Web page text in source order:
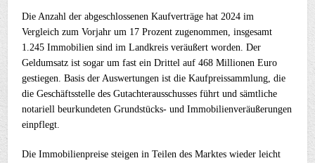
Die Anzahl der abgeschlossenen Kaufverträge hat 2024 im
Vergleich zum Vorjahr um 17 Prozent zugenommen, insgesamt
1.245 Immobilien sind im Landkreis veräußert worden. Der
Geldumsatz ist sogar um fast ein Drittel auf 468 Millionen Euro
gestiegen. Basis der Auswertungen ist die Kaufpreissammlung, die
die Geschäftsstelle des Gutachterausschusses führt und sämtliche
notariell beurkundeten Grundstücks- und Immobilienveräußerungen
einpflegt.
Die Immobilienpreise steigen in Teilen des Marktes wieder leicht